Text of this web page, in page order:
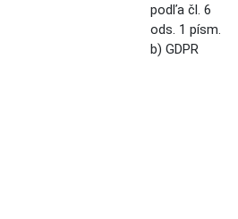
podľa čl. 6
ods. 1 písm.
b) GDPR